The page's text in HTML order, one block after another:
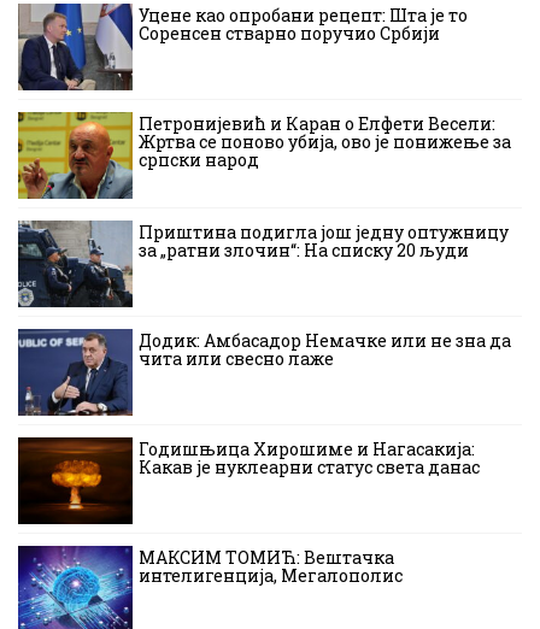
Уцене као опробани рецепт: Шта је то
Соренсен стварно поручио Србији
Петронијевић и Каран о Елфети Весели:
Жртва се поново убија, ово је понижење за
српски народ
Приштина подигла још једну оптужницу
за „ратни злочин“: На списку 20 људи
Додик: Амбасадор Немачке или не зна да
чита или свесно лаже
Годишњица Хирошиме и Нагасакија:
Какав је нуклеарни статус света данас
МАКСИМ ТОМИЋ: Вештачка
интелигенција, Мегалополис